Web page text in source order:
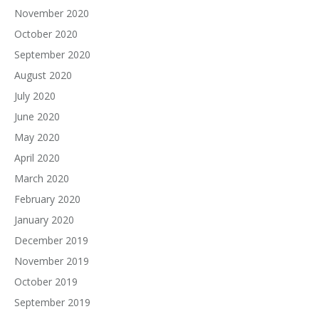
November 2020
October 2020
September 2020
August 2020
July 2020
June 2020
May 2020
April 2020
March 2020
February 2020
January 2020
December 2019
November 2019
October 2019
September 2019